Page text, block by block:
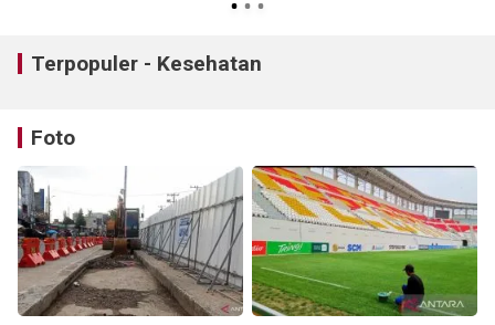
Terpopuler - Kesehatan
Foto